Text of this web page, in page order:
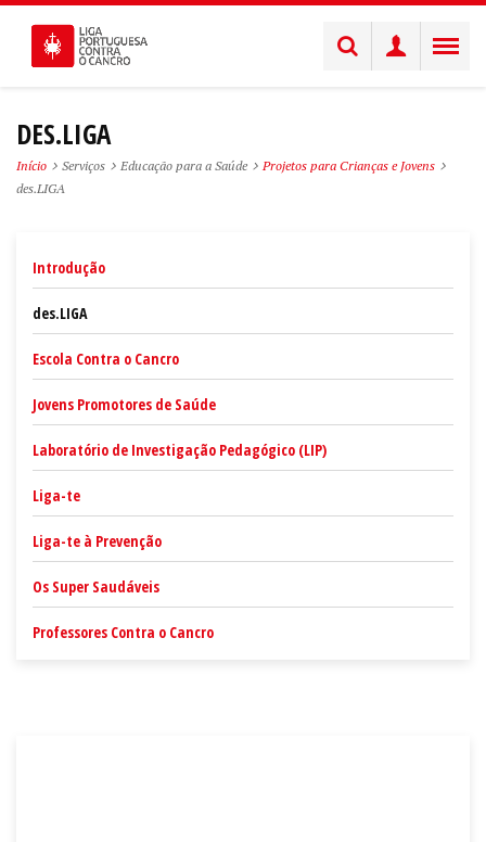
DES.LIGA
Início Serviços Educação para a Saúde
Projetos para Crianças e Jovens
des.LIGA
Introdução
des.LIGA
Escola Contra o Cancro
Jovens Promotores de Saúde
Laboratório de Investigação Pedagógico (LIP)
Liga-te
Liga-te à Prevenção
Os Super Saudáveis
Professores Contra o Cancro